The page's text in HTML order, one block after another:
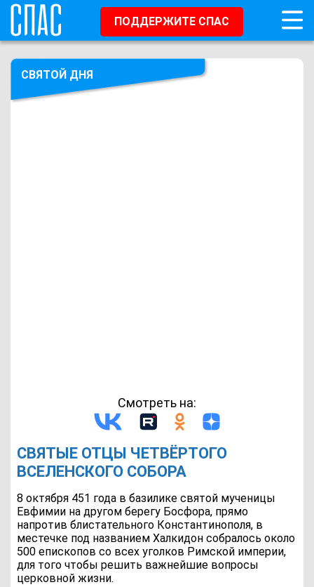
ПОДДЕРЖИТЕ СПАС
СВЯТОЙ ДНЯ
Смотреть на:
СВЯТЫЕ ОТЦЫ ЧЕТВЁРТОГО
ВСЕЛЕНСКОГО СОБОРА
8 октября 451 года в базилике святой мученицы
Евфимии на другом берегу Босфора, прямо
напротив блистательного Константинополя, в
местечке под названием Халкидон собралось около
500 епископов со всех уголков Римской империи,
для того чтобы решить важнейшие вопросы
церковной жизни.